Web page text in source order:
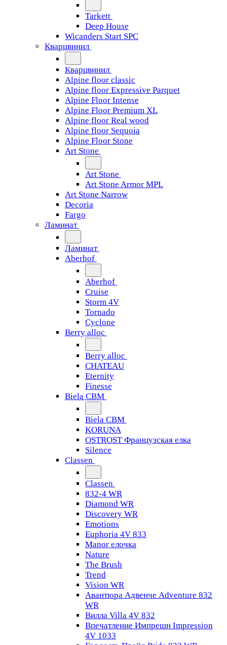
Tarkett
Deep House
Wicanders Start SPC
Кварцвинил
Кварцвинил
Alpine floor classic
Alpine floor Expressive Parquet
Alpine Floor Intense
Alpine Floor Premium XL
Alpine floor Real wood
Alpine floor Sequoia
Alpine Floor Stone
Art Stone
Art Stone
Art Stone Armor MPL
Art Stone Narrow
Decoria
Fargo
Ламинат
Ламинат
Aberhof
Aberhof
Cruise
Storm 4V
Tornado
Сyclone
Berry alloc
Berry alloc
CHATEAU
Eternity
Finesse
Biela CBM
Biela CBM
KORUNA
OSTROST Французская елка
Silence
Classen
Classen
832-4 WR
Diamond WR
Discovery WR
Emotions
Euphoria 4V 833
Manor елочка
Nature
The Brush
Trend
Vision WR
Авантюра Адвенче Adventure 832
WR
Вилла Villa 4V 832
Впечатление Импрешн Impression
4V 1033